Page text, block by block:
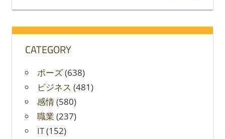
対
CATEGORY
ポーズ(638)
ビジネス (481)
感情(580)
職業 (237)
IT(152)